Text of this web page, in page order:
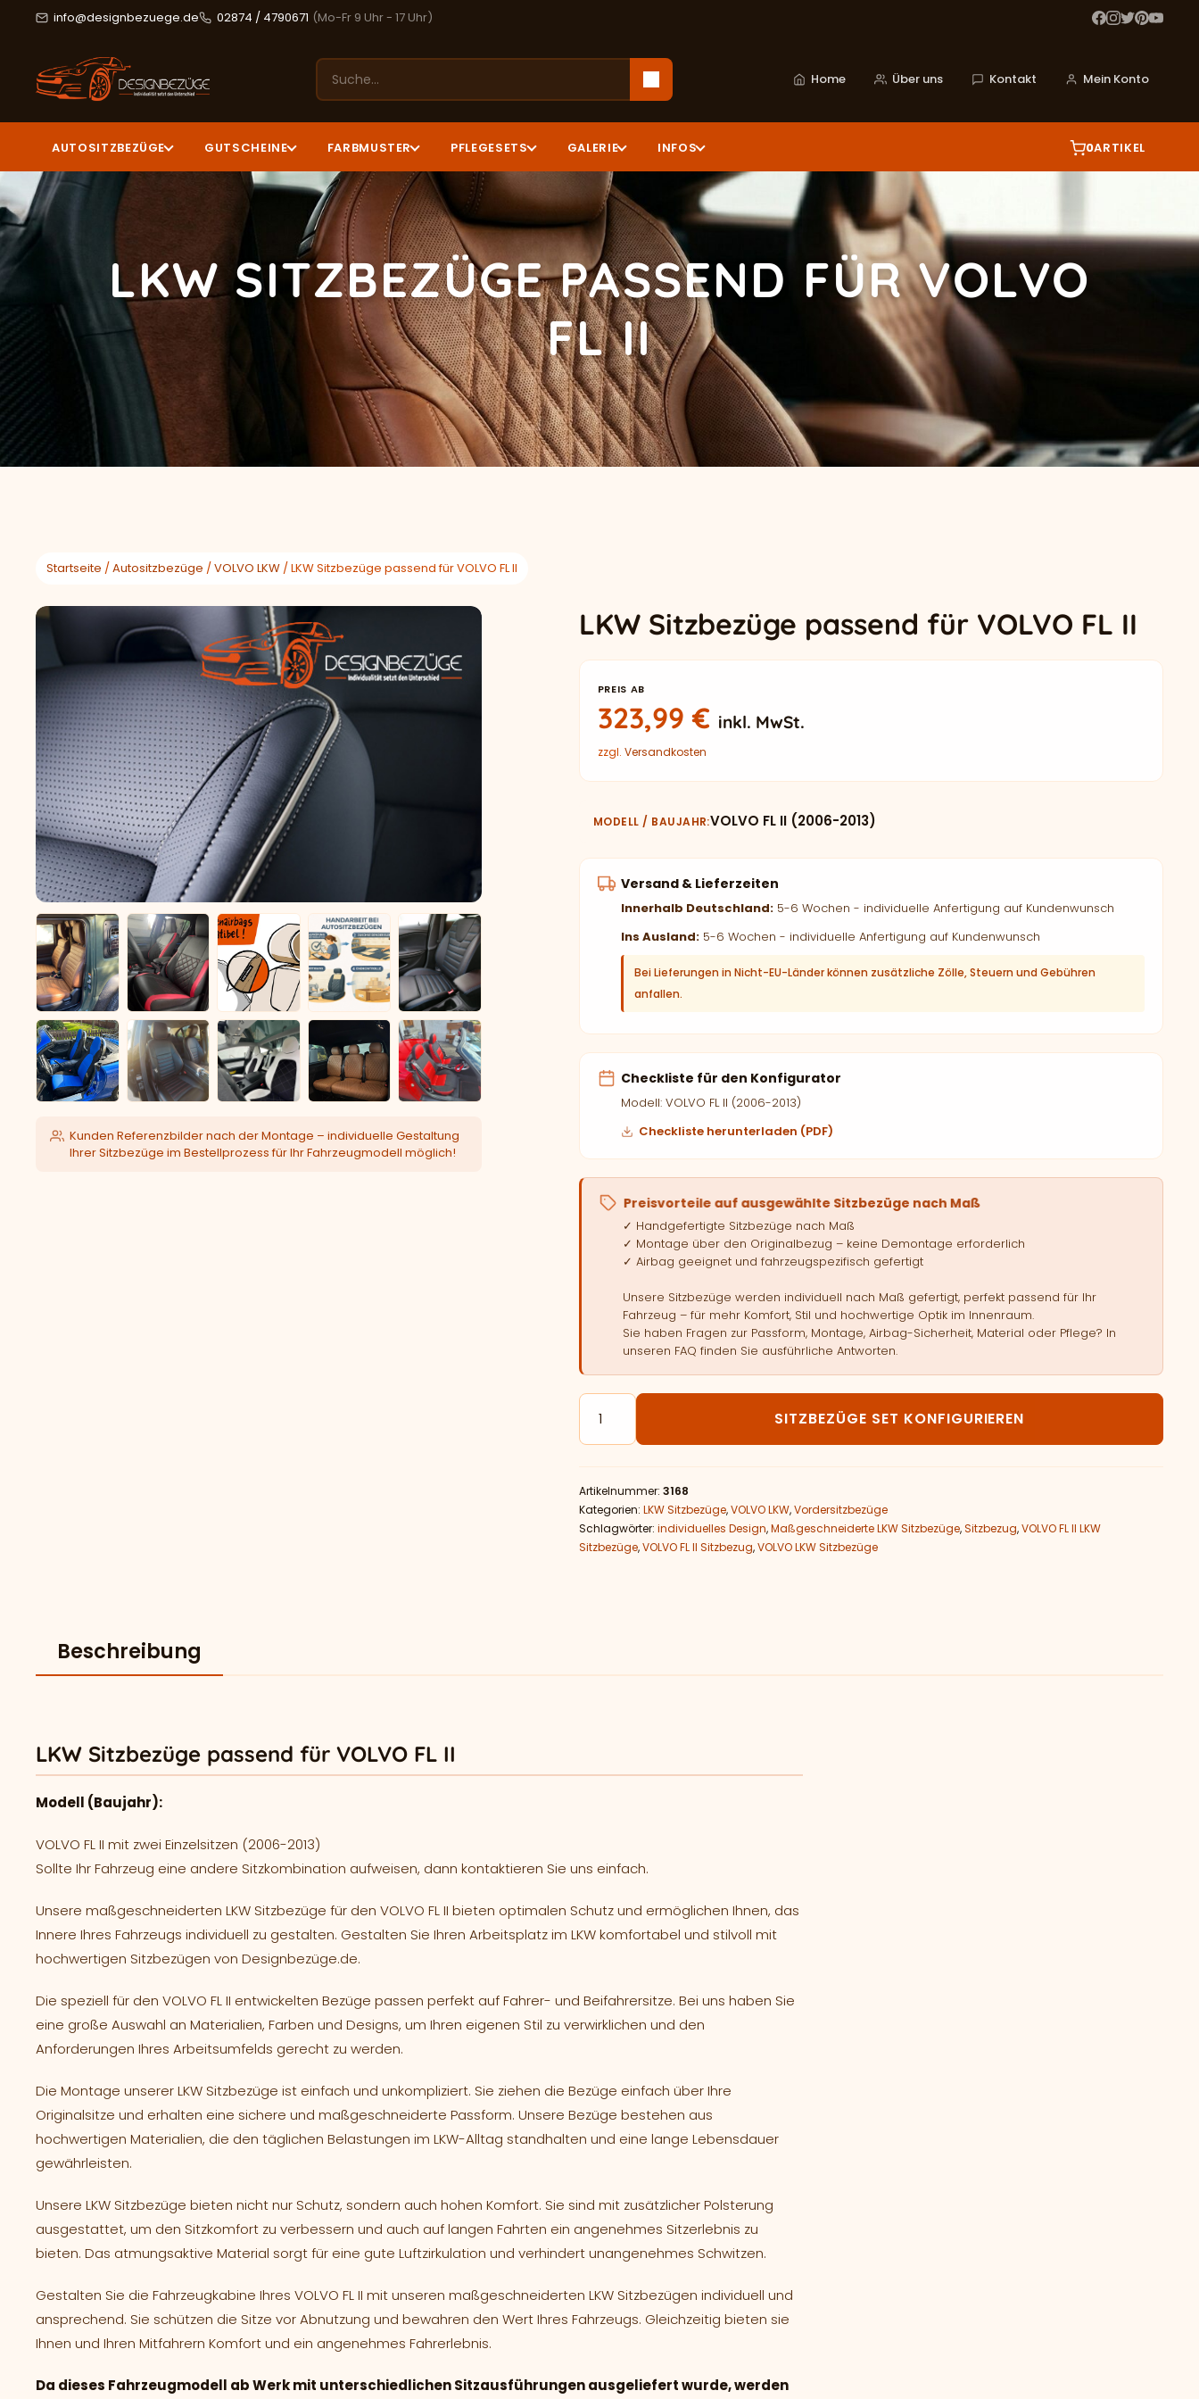
info@designbezuege.de 02874 / 4790671 (Mo-Fr 9 Uhr - 17 Uhr)
Home Über uns Kontakt Mein Konto
AUTOSITZBEZÜGE GUTSCHEINE FARBMUSTER PFLEGESETS GALERIE INFOS 0ARTIKEL
LKW SITZBEZÜGE PASSEND FÜR VOLVO
FL II
Startseite /Autositzbezüge /VOLVO LKW / LKW Sitzbezüge passend für VOLVO FL II
Kunden Referenzbilder nach der Montage – individuelle Gestaltung
Ihrer Sitzbezüge im Bestellprozess für Ihr Fahrzeugmodell möglich!
LKW Sitzbezüge passend für VOLVO FL II
PREIS AB
323,99€ inkl. MwSt.
zzgl. Versandkosten
MODELL / BAUJAHR VOLVO FL II (2006-2013)
Versand & Lieferzeiten
Innerhalb Deutschland:5-6 Wochen - individuelle Anfertigung auf Kundenwunsch
Ins Ausland:5-6 Wochen - individuelle Anfertigung auf Kundenwunsch
Bei Lieferungen in Nicht-EU-Länder können zusätzliche Zölle, Steuern und Gebühren
anfallen.
Checkliste für den Konfigurator
Modell: VOLVO FL II (2006-2013)
Checkliste herunterladen (PDF)
Preisvorteile auf ausgewählte Sitzbezüge nach Maß
✓ Handgefertigte Sitzbezüge nach Maß
✓ Montage über den Originalbezug – keine Demontage erforderlich
✓ Airbag geeignet und fahrzeugspezifisch gefertigt
Unsere Sitzbezüge werden individuell nach Maß gefertigt, perfekt passend für Ihr
Fahrzeug – für mehr Komfort, Stil und hochwertige Optik im Innenraum.
Sie haben Fragen zur Passform, Montage, Airbag-Sicherheit, Material oder Pflege? In
unseren FAQ finden Sie ausführliche Antworten.
LKW Sitzbezüge passend für VOLVO FL II Menge
SITZBEZÜGE SET KONFIGURIEREN
Artikelnummer: 3168
Kategorien: LKW Sitzbezüge,VOLVO LKW,Vordersitzbezüge
Schlagwörter: individuelles Design,Maßgeschneiderte LKW Sitzbezüge,Sitzbezug,VOLVO FL II LKW
Sitzbezüge,VOLVO FL II Sitzbezug,VOLVO LKW Sitzbezüge
Beschreibung
LKW Sitzbezüge passend für VOLVO FL II
Modell (Baujahr):
VOLVO FL II mit zwei Einzelsitzen (2006-2013)
Sollte Ihr Fahrzeug eine andere Sitzkombination aufweisen, dann kontaktieren Sie uns einfach.
Unsere maßgeschneiderten LKW Sitzbezüge für den VOLVO FL II bieten optimalen Schutz und ermöglichen Ihnen, das
Innere Ihres Fahrzeugs individuell zu gestalten. Gestalten Sie Ihren Arbeitsplatz im LKW komfortabel und stilvoll mit
hochwertigen Sitzbezügen von Designbezüge.de.
Die speziell für den VOLVO FL II entwickelten Bezüge passen perfekt auf Fahrer- und Beifahrersitze. Bei uns haben Sie
eine große Auswahl an Materialien, Farben und Designs, um Ihren eigenen Stil zu verwirklichen und den
Anforderungen Ihres Arbeitsumfelds gerecht zu werden.
Die Montage unserer LKW Sitzbezüge ist einfach und unkompliziert. Sie ziehen die Bezüge einfach über Ihre
Originalsitze und erhalten eine sichere und maßgeschneiderte Passform. Unsere Bezüge bestehen aus
hochwertigen Materialien, die den täglichen Belastungen im LKW-Alltag standhalten und eine lange Lebensdauer
gewährleisten.
Unsere LKW Sitzbezüge bieten nicht nur Schutz, sondern auch hohen Komfort. Sie sind mit zusätzlicher Polsterung
ausgestattet, um den Sitzkomfort zu verbessern und auch auf langen Fahrten ein angenehmes Sitzerlebnis zu
bieten. Das atmungsaktive Material sorgt für eine gute Luftzirkulation und verhindert unangenehmes Schwitzen.
Gestalten Sie die Fahrzeugkabine Ihres VOLVO FL II mit unseren maßgeschneiderten LKW Sitzbezügen individuell und
ansprechend. Sie schützen die Sitze vor Abnutzung und bewahren den Wert Ihres Fahrzeugs. Gleichzeitig bieten sie
Ihnen und Ihren Mitfahrern Komfort und ein angenehmes Fahrerlebnis.
Da dieses Fahrzeugmodell ab Werk mit unterschiedlichen Sitzausführungen ausgeliefert wurde, werden